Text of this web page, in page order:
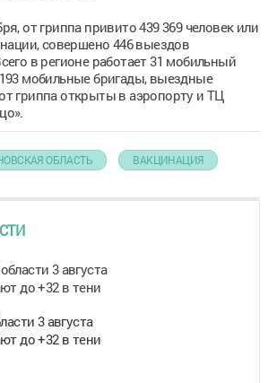
от гриппа привито 439 369 человек или
совершено 446 выездов
в регионе работает 31 мобильный
мобильные бригады, выездные
гриппа открыты в аэропорту и ТЦ
ОБЛАСТЬ ВАКЦИНАЦИЯ
3 августа
до +32 в тени